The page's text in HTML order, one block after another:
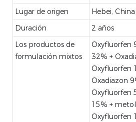
Lugar de origen
Hebei, China
Duración
2 años
Los productos de
formulación mixtos
Oxyfluorfen
32% +
Oxyfluorfen
Oxadiazon
Oxyfluorfen
15% +
Oxyfluorfen